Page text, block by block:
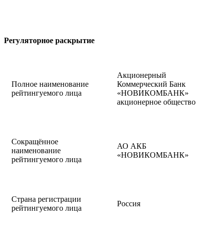
Регуляторное раскрытие
Полное наименование
рейтингуемого лица
Акционерный
Коммерческий Банк
«НОВИКОМБАНК»
акционерное общество
Сокращённое
наименование
рейтингуемого лица
АО АКБ
«НОВИКОМБАНК»
Страна регистрации
рейтингуемого лица
Россия